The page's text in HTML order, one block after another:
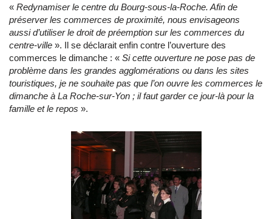
« Redynamiser le centre du Bourg-sous-la-Roche. Afin de
préserver les commerces de proximité, nous envisageons
aussi d’utiliser le droit de préemption sur les commerces du
centre-ville ». Il se déclarait enfin contre l’ouverture des
commerces le dimanche : « Si cette ouverture ne pose pas de
problème dans les grandes agglomérations ou dans les sites
touristiques, je ne souhaite pas que l’on ouvre les commerces le
dimanche à La Roche-sur-Yon ; il faut garder ce jour-là pour la
famille et le repos ».